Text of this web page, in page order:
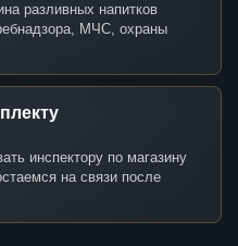
разливных напитков
МЧС, охраны
инспектору по магазину
на связи после